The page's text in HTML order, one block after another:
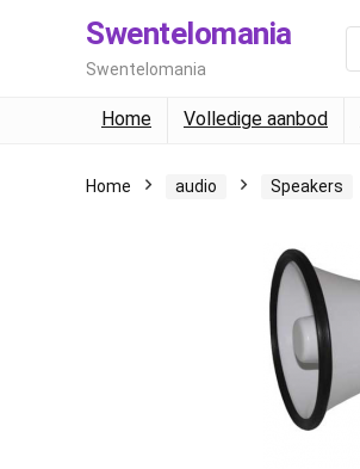
Swentelomania
Swentelomania
Home Volledige aanbod
Home audio Speakers